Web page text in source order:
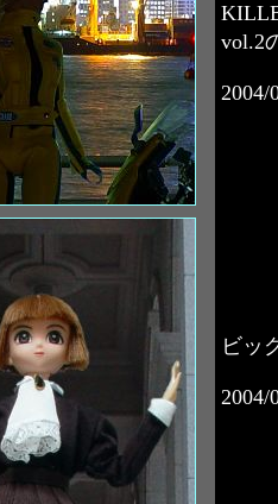
vol.2
2004/
ビッ
2004/